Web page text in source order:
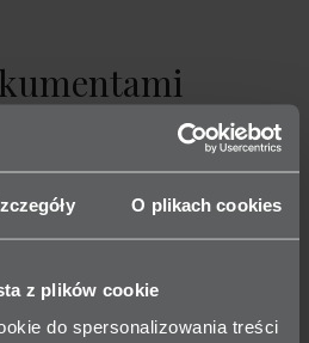
O plikach cookies
z plików cookie
do spersonalizowania treści
spadkowym są:
nabycia spadku lub akt
po spadkobiercy